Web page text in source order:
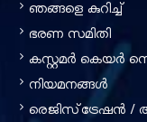
ഞങ്ങളെ കുറിച്ച്‌
ഭരണ സമിതി
കസ്റ്റമർ കെയർ
നിയമനങ്ങൾ
രെജിസ്‌ട്രേഷൻ /